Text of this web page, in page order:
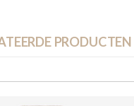
PRODUCTEN